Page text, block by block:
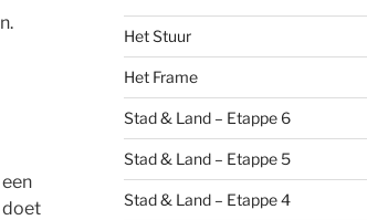
doet
Het Stuur
Het Frame
Stad & Land – Etappe 6
Stad & Land – Etappe 5
Stad & Land – Etappe 4